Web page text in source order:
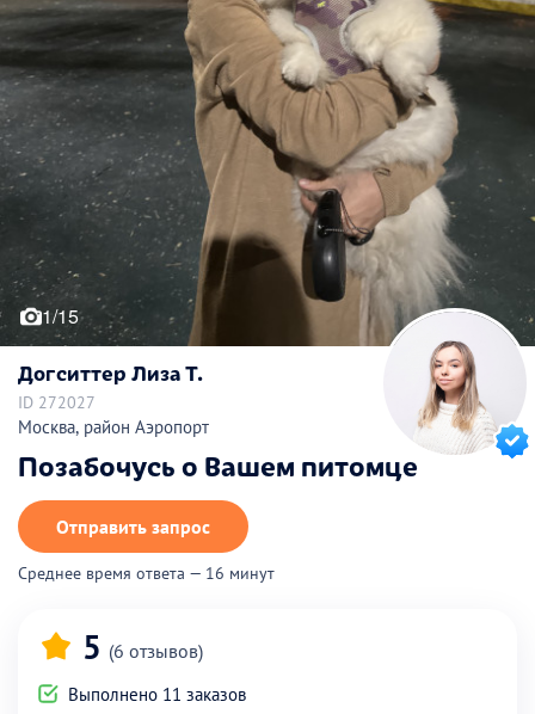
1/15
Догситтер Лиза Т.
ID 272027
Москва, район Аэропорт
Позабочусь о Вашем питомце
Отправить запрос
Среднее время ответа — 16 минут
5 (6 отзывов)
Выполнено 11 заказов